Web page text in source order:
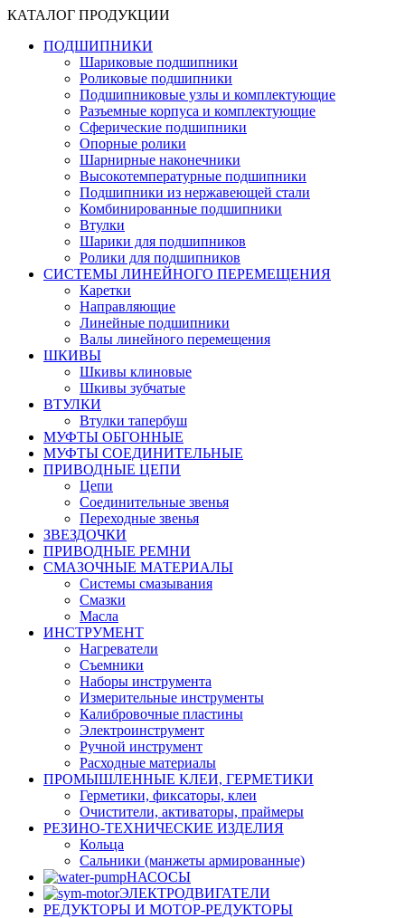
КАТАЛОГ ПРОДУКЦИИ
ПОДШИПНИКИ
Шариковые подшипники
Роликовые подшипники
Подшипниковые узлы и комплектующие
Разъемные корпуса и комплектующие
Сферические подшипники
Опорные ролики
Шарнирные наконечники
Высокотемпературные подшипники
Подшипники из нержавеющей стали
Комбинированные подшипники
Втулки
Шарики для подшипников
Ролики для подшипников
СИСТЕМЫ ЛИНЕЙНОГО ПЕРЕМЕЩЕНИЯ
Каретки
Направляющие
Линейные подшипники
Валы линейного перемещения
ШКИВЫ
Шкивы клиновые
Шкивы зубчатые
ВТУЛКИ
Втулки тапербуш
МУФТЫ ОБГОННЫЕ
МУФТЫ СОЕДИНИТЕЛЬНЫЕ
ПРИВОДНЫЕ ЦЕПИ
Цепи
Соединительные звенья
Переходные звенья
ЗВЕЗДОЧКИ
ПРИВОДНЫЕ РЕМНИ
СМАЗОЧНЫЕ МАТЕРИАЛЫ
Системы смазывания
Смазки
Масла
ИНСТРУМЕНТ
Нагреватели
Съемники
Наборы инструмента
Измерительные инструменты
Калибровочные пластины
Электроинструмент
Ручной инструмент
Расходные материалы
ПРОМЫШЛЕННЫЕ КЛЕИ, ГЕРМЕТИКИ
Герметики, фиксаторы, клеи
Очистители, активаторы, праймеры
РЕЗИНО-ТЕХНИЧЕСКИЕ ИЗДЕЛИЯ
Кольца
Сальники (манжеты армированные)
НАСОСЫ
ЭЛЕКТРОДВИГАТЕЛИ
РЕДУКТОРЫ И МОТОР-РЕДУКТОРЫ